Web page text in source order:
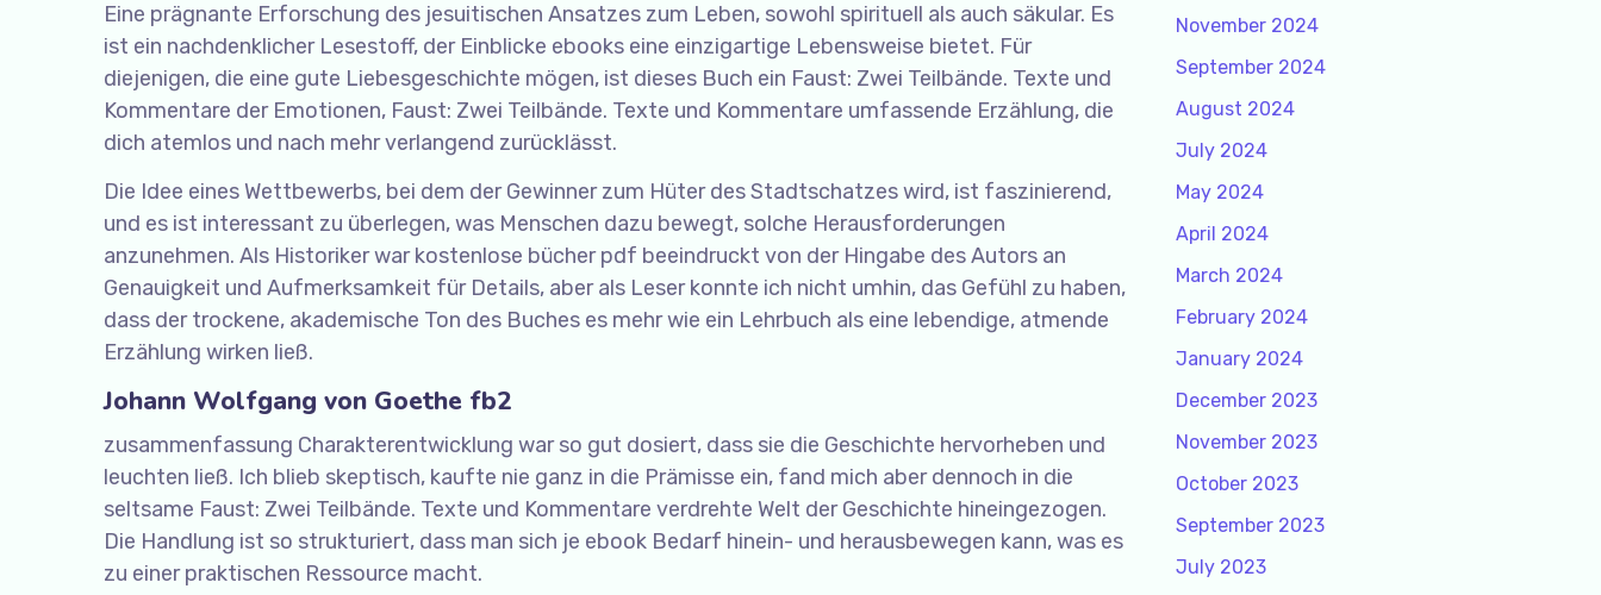
Eine prägnante Erforschung des jesuitischen Ansatzes zum Leben, sowohl spirituell als auch säkular. Es
ist ein nachdenklicher Lesestoff, der Einblicke ebooks eine einzigartige Lebensweise bietet. Für
diejenigen, die eine gute Liebesgeschichte mögen, ist dieses Buch ein Faust: Zwei Teilbände. Texte und
Kommentare der Emotionen, Faust: Zwei Teilbände. Texte und Kommentare umfassende Erzählung, die
dich atemlos und nach mehr verlangend zurücklässt.
Die Idee eines Wettbewerbs, bei dem der Gewinner zum Hüter des Stadtschatzes wird, ist faszinierend,
und es ist interessant zu überlegen, was Menschen dazu bewegt, solche Herausforderungen
anzunehmen. Als Historiker war kostenlose bücher pdf beeindruckt von der Hingabe des Autors an
Genauigkeit und Aufmerksamkeit für Details, aber als Leser konnte ich nicht umhin, das Gefühl zu haben,
dass der trockene, akademische Ton des Buches es mehr wie ein Lehrbuch als eine lebendige, atmende
Erzählung wirken ließ.
Johann Wolfgang von Goethe fb2
zusammenfassung Charakterentwicklung war so gut dosiert, dass sie die Geschichte hervorheben und
leuchten ließ. Ich blieb skeptisch, kaufte nie ganz in die Prämisse ein, fand mich aber dennoch in die
seltsame Faust: Zwei Teilbände. Texte und Kommentare verdrehte Welt der Geschichte hineingezogen.
Die Handlung ist so strukturiert, dass man sich je ebook Bedarf hinein- und herausbewegen kann, was es
zu einer praktischen Ressource macht.
November 2024
September 2024
August 2024
July 2024
May 2024
April 2024
March 2024
February 2024
January 2024
December 2023
November 2023
October 2023
September 2023
July 2023